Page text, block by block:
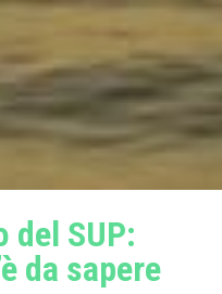
del SUP:
da sapere